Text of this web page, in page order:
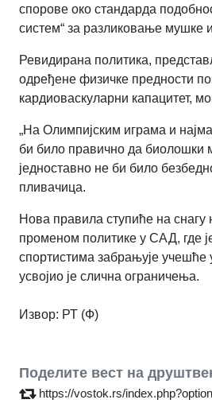
спорове око стандарда
систем“ за разликовање мушке
Ревидирана политика,
одређене физичке предности
кардиоваскуларни капацитет,
„На Олимпијским играма и
би било правично да биолошки
једноставно не би било
пливачица.
Нова правила ступиће на
променом политике у САД, где
спортистима забрањује
усвојио је слична ограничења.
Извор: РТ (Ф)
Поделите вест на
https://vostok.rs/